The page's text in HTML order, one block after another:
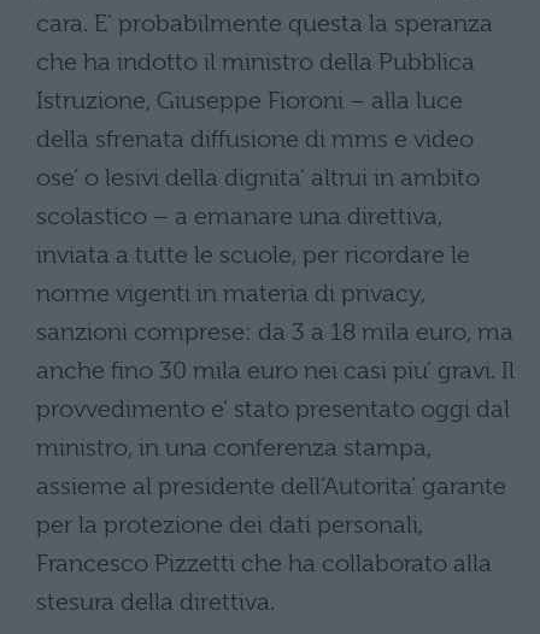
cara. E’ probabilmente questa la speranza
che ha indotto il ministro della Pubblica
Istruzione, Giuseppe Fioroni – alla luce
della sfrenata diffusione di mms e video
ose’ o lesivi della dignita’ altrui in ambito
scolastico – a emanare una direttiva,
inviata a tutte le scuole, per ricordare le
norme vigenti in materia di privacy,
sanzioni comprese: da 3 a 18 mila euro, ma
anche fino 30 mila euro nei casi piu’ gravi. Il
provvedimento e’ stato presentato oggi dal
ministro, in una conferenza stampa,
assieme al presidente dell’Autorita’ garante
per la protezione dei dati personali,
Francesco Pizzetti che ha collaborato alla
stesura della direttiva.